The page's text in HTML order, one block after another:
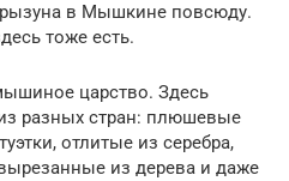
в Мышкине повсюду.
тоже есть.
царство. Здесь
разных стран: плюшевые
отлитые из серебра,
из дерева и даже